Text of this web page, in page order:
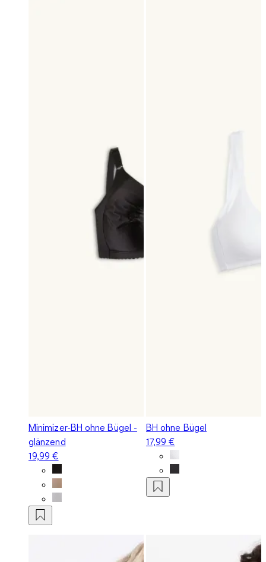
Minimizer-BH ohne Bügel -
glänzend
19,99 €
BH ohne Bügel
17,99 €